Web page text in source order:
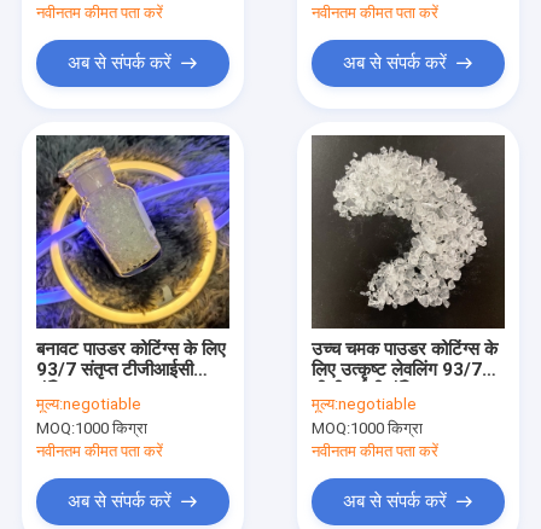
नवीनतम कीमत पता करें
अब से संपर्क करें
नवीनतम कीमत पता करें
अब से संपर्क करें
बनावट पाउडर कोटिंग्स के लिए
93/7 संतृप्त टीजीआईसी
मूल्य:negotiable
MOQ:1000 किग्रा
नवीनतम कीमत पता करें
अब से संपर्क करें
उच्च चमक पाउडर कोटिंग्स के
लिए उत्कृष्ट लेवलिंग 93/7
मूल्य:negotiable
MOQ:1000 किग्रा
नवीनतम कीमत पता करें
अब से संपर्क करें